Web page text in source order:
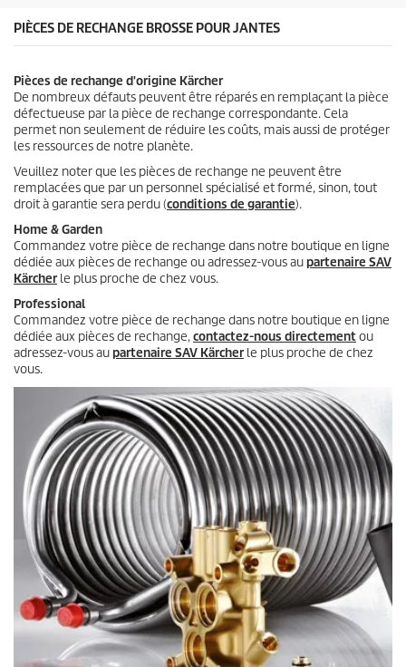
u
i
s
.
3
v
i
s
PIÈCES DE RECHANGE BROSSE POUR JANTES
Pièces de rechange d'origine Kärcher
De nombreux défauts peuvent être réparés en remplaçant la pièce
défectueuse par la pièce de rechange correspondante. Cela
permet non seulement de réduire les coûts, mais aussi de protéger
les ressources de notre planète.
Veuillez noter que les pièces de rechange ne peuvent être
remplacées que par un personnel spécialisé et formé, sinon, tout
droit à garantie sera perdu (conditions de garantie).
Home & Garden
Commandez votre pièce de rechange dans notre boutique en ligne
dédiée aux pièces de rechange ou adressez-vous aupartenaire SAV
Kärcherle plus proche de chez vous.
Professional
Commandez votre pièce de rechange dans notre boutique en ligne
dédiée aux pièces de rechange,contactez-nous directementou
adressez-vous aupartenaire SAV Kärcherle plus proche de chez
vous.